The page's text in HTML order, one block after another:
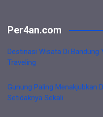
Per4an.com
Destinasi Wisata Di Bandung
Traveling
Gunung Paling Menakjubkan
Setidaknya Sekali